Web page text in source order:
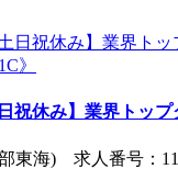
祝休み】業界トッ
東海) 求人番号：